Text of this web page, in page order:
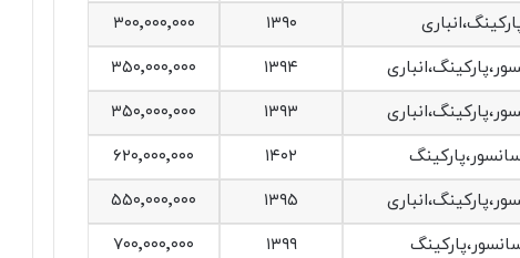
۱۳۹۰
۳۰۰٬۰۰۰٬۰۰۰
۱۳۹۴
۳۵۰٬۰۰۰٬۰۰۰
۱۳۹۳
۳۵۰٬۰۰۰٬۰۰۰
۱۴۰۲
۶۲۰٬۰۰۰٬۰۰۰
۱۳۹۵
۵۵۰٬۰۰۰٬۰۰۰
۱۳۹۹
۷۰۰٬۰۰۰٬۰۰۰